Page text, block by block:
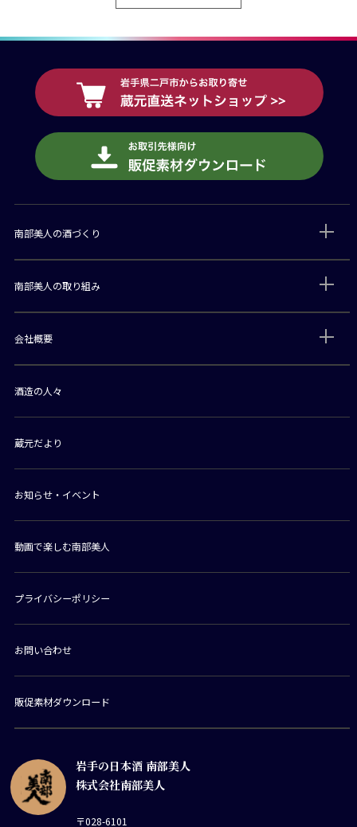
岩手の日本酒 南部美人
株式会社南部美人
〒028-6101
南部美人の酒づくり
南部美人の取り組み
会社概要
酒造の人々
蔵元だより
お知らせ・イベント
動画で楽しむ南部美人
プライバシーポリシー
お問い合わせ
販促素材ダウンロード